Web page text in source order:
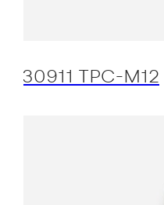
30911 TPC-M12